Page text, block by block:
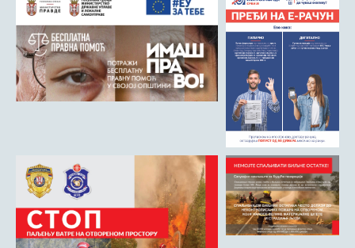
ТУРИЗАМ
Соко град
Римски мост
Кањон Трешњице
Мали и Велики град
Манастир Свете Тројице
Црква Светог Преображења
Црква Св. апостола Петра и Павла
Црква брвнара у Доњој Оровици